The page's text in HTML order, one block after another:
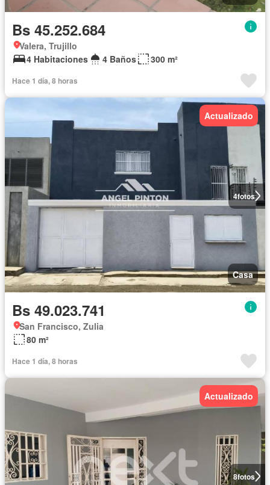
Bs 45.252.684
Valera, Trujillo
4 Habitaciones
4 Baños 300 m²
Hace 1 día, 8 horas
4fotos
Actualizado
Casa
Bs 49.023.741
San Francisco, Zulia
80 m²
Hace 1 día, 8 horas
8fotos
Actualizado